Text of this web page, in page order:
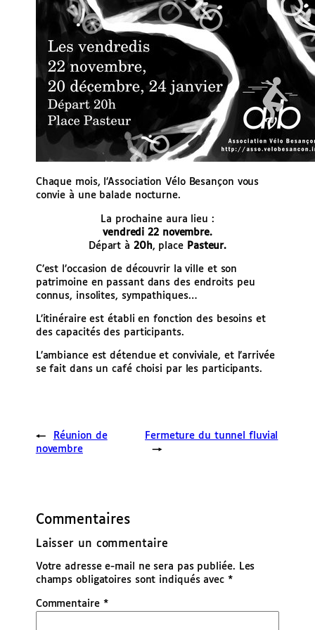
Chaque mois, l’Association Vélo Besançon vous
convie à une balade nocturne.
La prochaine aura lieu :
vendredi 22 novembre.
Départ à 20h, place Pasteur.
C’est l’occasion de découvrir la ville et son
patrimoine en passant dans des endroits peu
connus, insolites, sympathiques…
L’itinéraire est établi en fonction des besoins et
des capacités des participants.
L’ambiance est détendue et conviviale, et l’arrivée
se fait dans un café choisi par les participants.
←
Réunion de
novembre
Fermeture du tunnel fluvial
→
Commentaires
Laisser un commentaire
Votre adresse e-mail ne sera pas publiée.
Les
champs obligatoires sont indiqués avec *
Commentaire *